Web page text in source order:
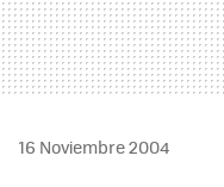
16 Noviembre 2004